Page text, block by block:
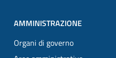
AMMINISTRAZIONE
Organi di governo